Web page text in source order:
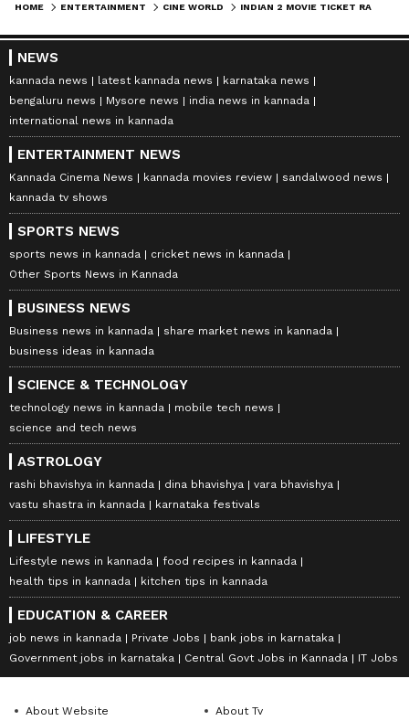
HOME ENTERTAINMENT CINE WORLD INDIAN 2 MOVIE TICKET RATE: ಪ್ರಭಾಸ್ ಸಿನಿಮಾ ನಂತರ ಕಮಲ್ ಹಾಸನ್ ಸಿನಿಮಾಗೂ ಯಾಕಿಷ್ಟು ಟಿಕೆಟ್ ರೇಟ್?
NEWS
kannada news latest kannada news
karnataka news
bengaluru news
Mysore news
india news in kannada
international news in kannada
ENTERTAINMENT NEWS
Kannada Cinema News kannada movies review
sandalwood news
kannada tv shows
SPORTS NEWS
sports news in kannada
cricket news in kannada
Other Sports News in Kannada
BUSINESS NEWS
Business news in kannada
share market news in kannada
business ideas in kannada
SCIENCE & TECHNOLOGY
technology news in kannada
mobile tech news
science and tech news
ASTROLOGY
rashi bhavishya in kannada dina bhavishya
vara bhavishya
vastu shastra in kannada
karnataka festivals
LIFESTYLE
Lifestyle news in kannada
food recipes in kannada
health tips in kannada
kitchen tips in kannada
EDUCATION & CAREER
job news in kannada Private Jobs
bank jobs in karnataka
Government jobs in karnataka
Central Govt Jobs in Kannada IT Jobs
About Website About Tv